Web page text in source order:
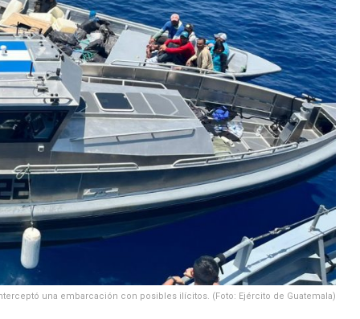
una embarcación con posibles ilícitos. (Foto: Ejército de Guatemala)